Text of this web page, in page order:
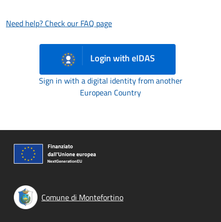
Need help? Check our FAQ page
Login with eIDAS
Sign in with a digital identity from another
European Country
Comune di Montefortino